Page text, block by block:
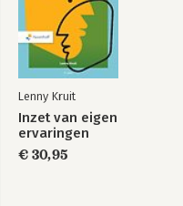
Lenny Kruit
Inzet van eigen
ervaringen
€ 30,95